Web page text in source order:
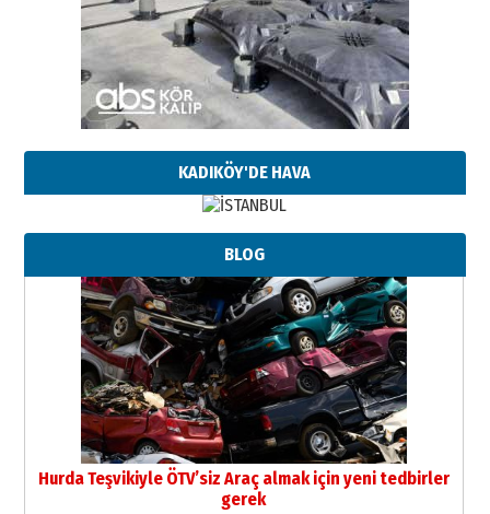
KADIKÖY'DE HAVA
BLOG
Hurda Teşvikiyle ÖTV’siz Araç almak için yeni tedbirler
gerek
Neşat YALÇIN
Paranın Aile Kültüründeki Yeri
03 Ağustos 2026 Pazartesi
Yıldırım Gündoğdu
HAVVA’NIN ÜÇ KIZI
09 Temmuz 2026 Perşembe